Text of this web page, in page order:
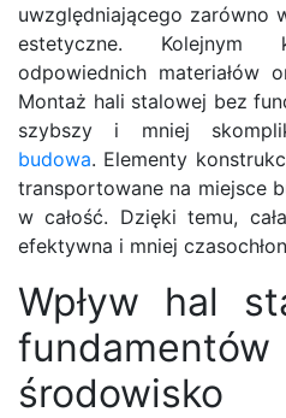
uwzględniającego zarówno
estetyczne.
odpowiednich materiałów
Montaż hali stalowej bez
szybszy i mniej
budowa. Elementy
transportowane na miejsce
w całość. Dzięki temu,
efektywna i mniej
Wpływ hal
środowisko